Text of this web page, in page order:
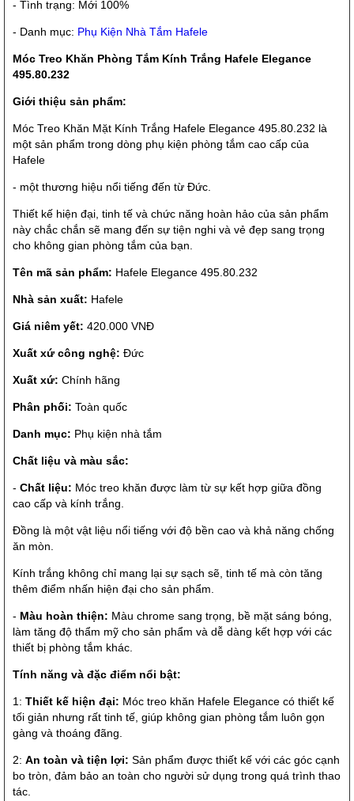
- Tình trạng: Mới 100%
- Danh mục: Phụ Kiện Nhà Tắm Hafele
Móc Treo Khăn Phòng Tắm Kính Trắng Hafele Elegance
495.80.232
Giới thiệu sản phẩm:
Móc Treo Khăn Mặt Kính Trắng Hafele Elegance 495.80.232 là
một sản phẩm trong dòng phụ kiện phòng tắm cao cấp của
Hafele
- một thương hiệu nổi tiếng đến từ Đức.
Thiết kế hiện đại, tinh tế và chức năng hoàn hảo của sản phẩm
này chắc chắn sẽ mang đến sự tiện nghi và vẻ đẹp sang trọng
cho không gian phòng tắm của bạn.
Tên mã sản phẩm: Hafele Elegance 495.80.232
Nhà sản xuất: Hafele
Giá niêm yết: 420.000 VNĐ
Xuất xứ công nghệ: Đức
Xuất xứ: Chính hãng
Phân phối: Toàn quốc
Danh mục: Phụ kiện nhà tắm
Chất liệu và màu sắc:
- Chất liệu: Móc treo khăn được làm từ sự kết hợp giữa đồng
cao cấp và kính trắng.
Đồng là một vật liệu nổi tiếng với độ bền cao và khả năng chống
ăn mòn.
Kính trắng không chỉ mang lại sự sạch sẽ, tinh tế mà còn tăng
thêm điểm nhấn hiện đại cho sản phẩm.
- Màu hoàn thiện: Màu chrome sang trọng, bề mặt sáng bóng,
làm tăng độ thẩm mỹ cho sản phẩm và dễ dàng kết hợp với các
thiết bị phòng tắm khác.
Tính năng và đặc điểm nổi bật:
1: Thiết kế hiện đại: Móc treo khăn Hafele Elegance có thiết kế
tối giản nhưng rất tinh tế, giúp không gian phòng tắm luôn gọn
gàng và thoáng đãng.
2: An toàn và tiện lợi: Sản phẩm được thiết kế với các góc cạnh
bo tròn, đảm bảo an toàn cho người sử dụng trong quá trình thao
tác.